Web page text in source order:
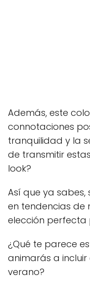
Además, este
connotaciones
tranquilidad y la
de transmitir
look?
Así que ya sabes,
en tendencias de
elección perfecta
¿Qué te parece
animarás a incluir
verano?